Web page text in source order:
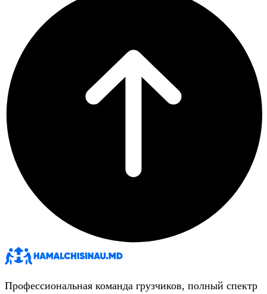
Профессиональная команда грузчиков, полный спектр